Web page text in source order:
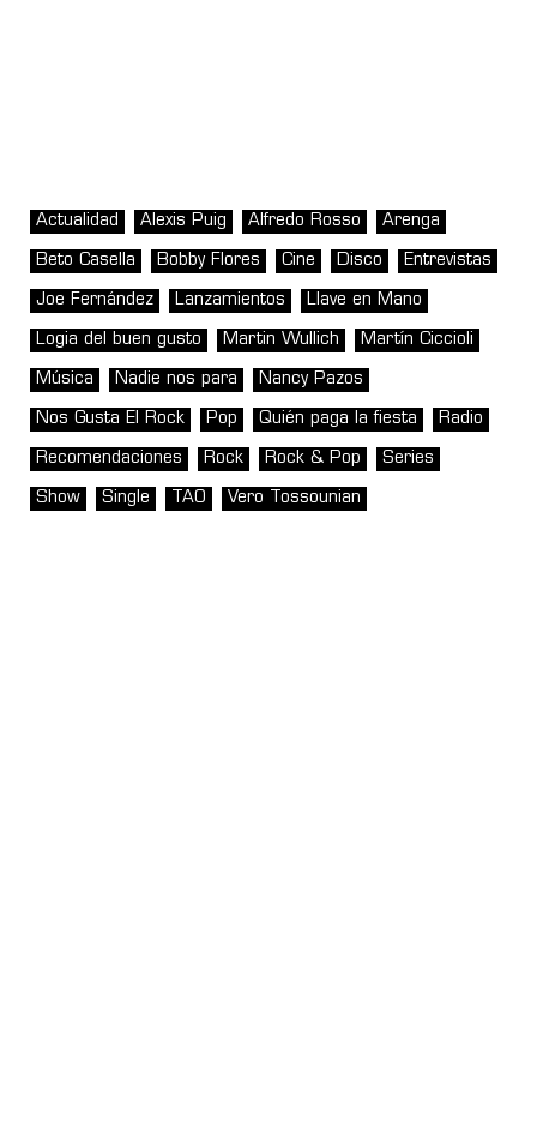
Actualidad Alexis Puig Alfredo Rosso Arenga
Beto Casella Bobby Flores Cine Disco Entrevistas
Joe Fernández Lanzamientos Llave en Mano
Logia del buen gusto Martin Wullich Martín Ciccioli
Música Nadie nos para Nancy Pazos
Nos Gusta El Rock Pop Quién paga la fiesta Radio
Recomendaciones Rock Rock & Pop Series
Show Single TAO Vero Tossounian